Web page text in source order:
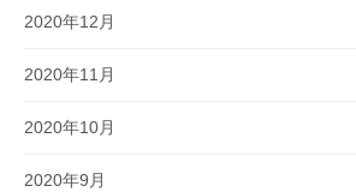
2020年12月
2020年11月
2020年10月
2020年9月